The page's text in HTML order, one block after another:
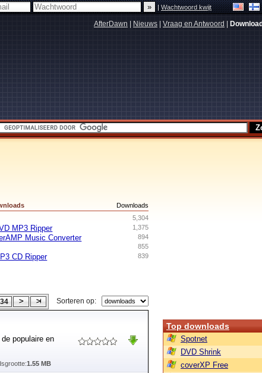
|Wachtwoord kwijt
AfterDawn Nieuws Vraag en Antwoord
Downloads
5,304
1,375
MP3 Ripper
894
Music Converter
855
839
CD Ripper
34 Sorteren op:
populaire en
1.55 MB
Top downloads
Spotnet
DVD Shrink
coverXP Free